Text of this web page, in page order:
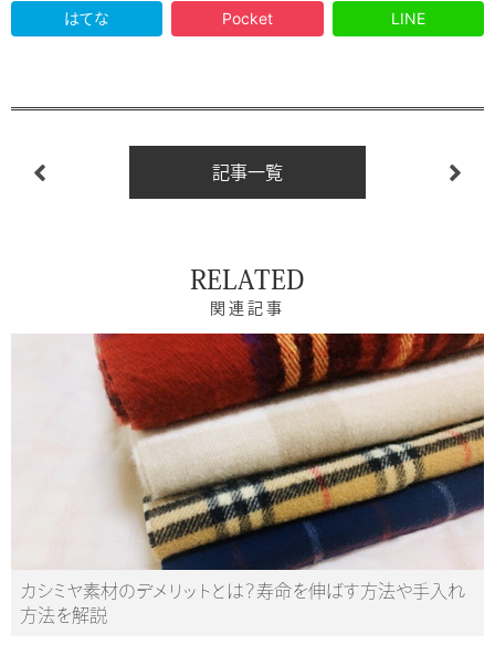
はてな Pocket LINE
記事一覧
RELATED
関連記事
カシミヤ素材のデメリットとは？寿命を伸ばす方法や手入れ
方法を解説